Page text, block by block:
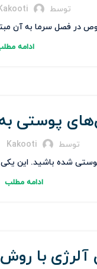
توسط
در فصل سرما به آن
ادامه
پوستی
توسط Kakooti
پوستی شده باشید.
ادامه مطلب
آلرژی با